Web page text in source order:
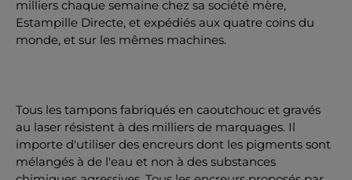
milliers chaque semaine chez sa société mère,
Estampille Directe, et expédiés aux quatre coins du
monde, et sur les mêmes machines.
Tous les tampons fabriqués en caoutchouc et gravés
au laser résistent à des milliers de marquages. Il
importe d'utiliser des encreurs dont les pigments sont
mélangés à de l'eau et non à des substances